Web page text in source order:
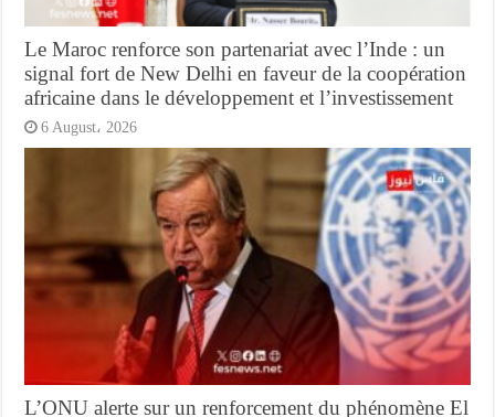
Le Maroc renforce son partenariat avec l’Inde : un
signal fort de New Delhi en faveur de la coopération
africaine dans le développement et l’investissement
6 August، 2026
L’ONU alerte sur un renforcement du phénomène El